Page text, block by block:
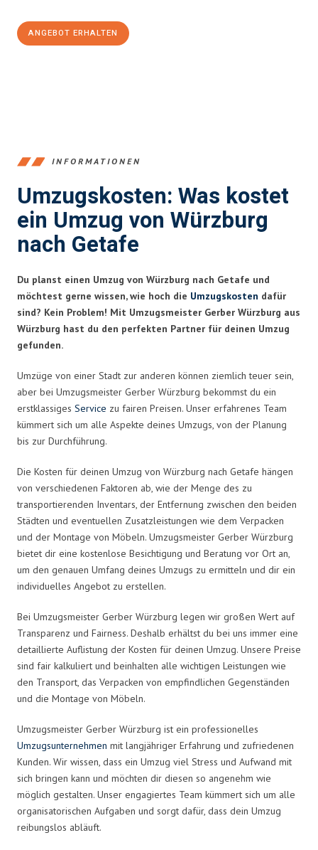
ANGEBOT ERHALTEN
INFORMATIONEN
Umzugskosten: Was kostet
ein Umzug von Würzburg
nach Getafe
Du planst einen Umzug von Würzburg nach Getafe und
möchtest gerne wissen, wie hoch die Umzugskosten dafür
sind? Kein Problem! Mit Umzugsmeister Gerber Würzburg aus
Würzburg hast du den perfekten Partner für deinen Umzug
gefunden.
Umzüge von einer Stadt zur anderen können ziemlich teuer sein,
aber bei Umzugsmeister Gerber Würzburg bekommst du ein
erstklassiges Service zu fairen Preisen. Unser erfahrenes Team
kümmert sich um alle Aspekte deines Umzugs, von der Planung
bis zur Durchführung.
Die Kosten für deinen Umzug von Würzburg nach Getafe hängen
von verschiedenen Faktoren ab, wie der Menge des zu
transportierenden Inventars, der Entfernung zwischen den beiden
Städten und eventuellen Zusatzleistungen wie dem Verpacken
und der Montage von Möbeln. Umzugsmeister Gerber Würzburg
bietet dir eine kostenlose Besichtigung und Beratung vor Ort an,
um den genauen Umfang deines Umzugs zu ermitteln und dir ein
individuelles Angebot zu erstellen.
Bei Umzugsmeister Gerber Würzburg legen wir großen Wert auf
Transparenz und Fairness. Deshalb erhältst du bei uns immer eine
detaillierte Auflistung der Kosten für deinen Umzug. Unsere Preise
sind fair kalkuliert und beinhalten alle wichtigen Leistungen wie
den Transport, das Verpacken von empfindlichen Gegenständen
und die Montage von Möbeln.
Umzugsmeister Gerber Würzburg ist ein professionelles
Umzugsunternehmen mit langjähriger Erfahrung und zufriedenen
Kunden. Wir wissen, dass ein Umzug viel Stress und Aufwand mit
sich bringen kann und möchten dir diesen so angenehm wie
möglich gestalten. Unser engagiertes Team kümmert sich um alle
organisatorischen Aufgaben und sorgt dafür, dass dein Umzug
reibungslos abläuft.